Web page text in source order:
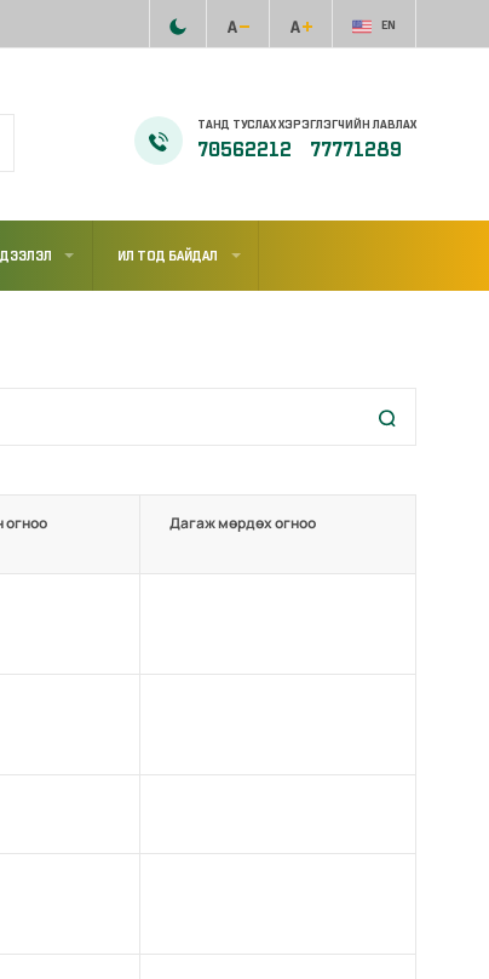
EN
ТАНД ТУСЛАХ ХЭРЭГЛЭГЧИЙН ЛАВЛАХ
70562212 77771289
ИЛ ТОД БАЙДАЛ
огноо Дагаж мөрдөх огноо